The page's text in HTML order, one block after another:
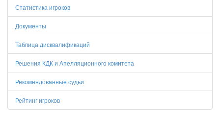
Статистика игроков
Документы
Таблица дисквалификаций
Решения КДК и Апелляционного комитета
Рекомендованные судьи
Рейтинг игроков